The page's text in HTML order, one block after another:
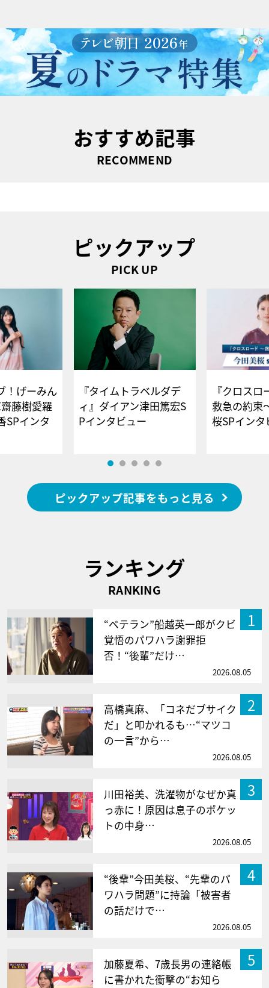
おすすめ記事
RECOMMEND
ピックアップ
PICK UP
！げーみん
藤樹愛羅
SPインタ
『タイムトラベルダデ
ィ』ダイアン津田篤宏S
Pインタビュー
『クロス
救急の約束
桜SPイ
ピックアップ記事をもっと見る
ランキング
RANKING
1
“ベテラン”船越英一郎がクビ
覚悟のパワハラ謝罪拒
否！“後輩”だけ…
2026.08.05
2
高橋真麻、「コネだブサイク
だ」と叩かれるも…“マツコ
の一言”から…
2026.08.05
3
川田裕美、洗濯物がなぜか真
っ赤に！原因は息子のポケッ
トの中身…
2026.08.05
4
“後輩”今田美桜、“先輩のパ
ワハラ問題”に持論「被害者
の話だけで…
2026.08.05
5
加藤夏希、7歳長男の連絡帳
に書かれた衝撃の“お知ら